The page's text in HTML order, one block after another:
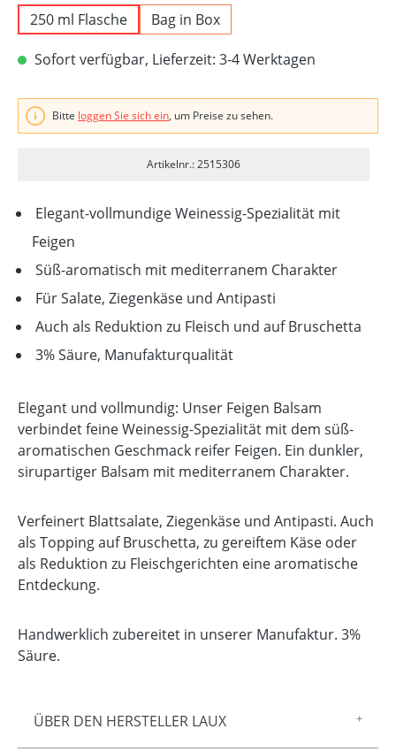
Elegant-vollmundige Weinessig-Spezialität mit
Feigen
Süß-aromatisch mit mediterranem Charakter
Für Salate, Ziegenkäse und Antipasti
Auch als Reduktion zu Fleisch und auf Bruschetta
3% Säure, Manufakturqualität
250 ml Flasche
Bag in Box
Sofort verfügbar, Lieferzeit: 3-4 Werktagen
Bitte loggen Sie sich ein, um Preise zu sehen.
Artikelnr.: 2515306
ÜBER DEN HERSTELLER LAUX
Elegant und vollmundig: Unser Feigen Balsam
verbindet feine Weinessig-Spezialität mit dem süß-
aromatischen Geschmack reifer Feigen. Ein dunkler,
sirupartiger Balsam mit mediterranem Charakter.
Verfeinert Blattsalate, Ziegenkäse und Antipasti. Auch
als Topping auf Bruschetta, zu gereiftem Käse oder
als Reduktion zu Fleischgerichten eine aromatische
Entdeckung.
Handwerklich zubereitet in unserer Manufaktur. 3%
Säure.